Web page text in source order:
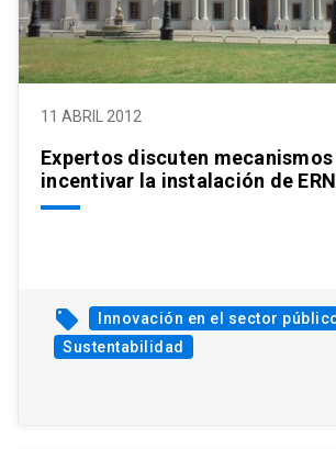
11 ABRIL 2012
Expertos discuten mecanismos
incentivar la instalación de
local_offer
Innovación en el sector
Sustentabilidad